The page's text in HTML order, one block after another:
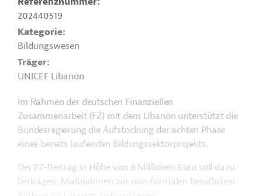
202440519
Kategorie
Bildungswesen
Träger
UNICEF Libanon
Im Rahmen der deutschen Finanziellen
Zusammenarbeit (FZ) mit dem Libanon unterstützt die
Bundesregierung die Aufstockung der achten Phase
eines bereits laufenden Bildungssektorprojekts.
Der FZ-Beitrag in Höhe von 8 Millionen Euro soll dazu
beitragen, Maßnahmen zur non-formalen beruflichen